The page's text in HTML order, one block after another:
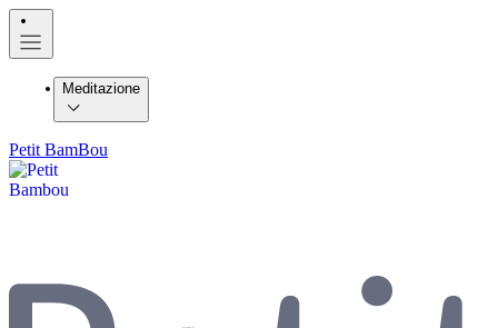
Meditazione
Petit BamBou